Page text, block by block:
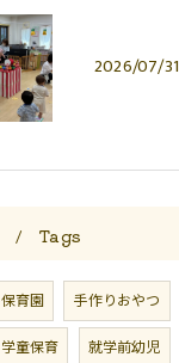
2026/07/31
Tags
保育園 手作りおやつ
学童保育 就学前幼児